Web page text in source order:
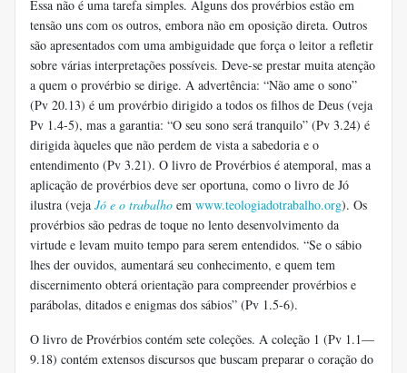
Essa não é uma tarefa simples. Alguns dos provérbios estão em
tensão uns com os outros, embora não em oposição direta. Outros
são apresentados com uma ambiguidade que força o leitor a refletir
sobre várias interpretações possíveis. Deve-se prestar muita atenção
a quem o provérbio se dirige. A advertência: “Não ame o sono”
(Pv 20.13) é um provérbio dirigido a todos os filhos de Deus (veja
Pv 1.4-5), mas a garantia: “O seu sono será tranquilo” (Pv 3.24) é
dirigida àqueles que não perdem de vista a sabedoria e o
entendimento (Pv 3.21). O livro de Provérbios é atemporal, mas a
aplicação de provérbios deve ser oportuna, como o livro de Jó
ilustra (veja Jó e o trabalho em www.teologiadotrabalho.org). Os
provérbios são pedras de toque no lento desenvolvimento da
virtude e levam muito tempo para serem entendidos. “Se o sábio
lhes der ouvidos, aumentará seu conhecimento, e quem tem
discernimento obterá orientação para compreender provérbios e
parábolas, ditados e enigmas dos sábios” (Pv 1.5-6).
O livro de Provérbios contém sete coleções. A coleção 1 (Pv 1.1—
9.18) contém extensos discursos que buscam preparar o coração do